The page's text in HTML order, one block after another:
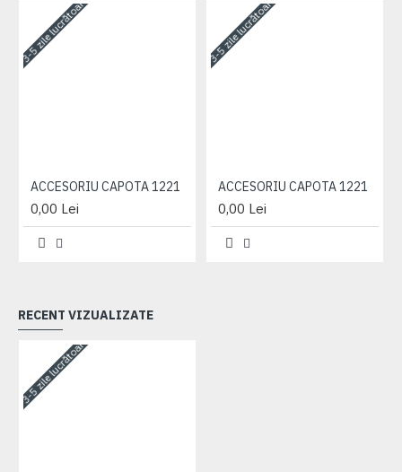
3-5 zile lucrătoare
ACCESORIU CAPOTA 1221
0,00 Lei
3-5 zile lucrătoare
ACCESORIU CAPOTA 1221
0,00 Lei
RECENT VIZUALIZATE
3-5 zile lucrătoare